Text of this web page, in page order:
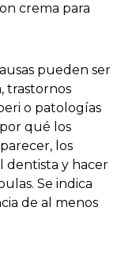
crema para
pueden ser
trastornos
o patologías
qué los
los
dentista y hacer
Se indica
de al menos